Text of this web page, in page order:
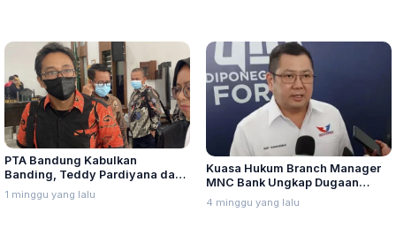
PTA Bandung Kabulkan
Banding, Teddy Pardiyana dan
Bintang Ditetapkan Ahli Waris
Lina Jubaedah
1 minggu yang lalu
Kuasa Hukum Branch Manager
MNC Bank Ungkap Dugaan
Penganiayaan oleh Hary Tanoe
di MNC Towe
4 minggu yang lalu